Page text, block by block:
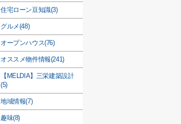
住宅ローン豆知識(3)
グルメ(48)
オープンハウス(76)
オススメ物件情報(241)
【MELDIA】三栄建築設計
(5)
地域情報(7)
趣味(8)